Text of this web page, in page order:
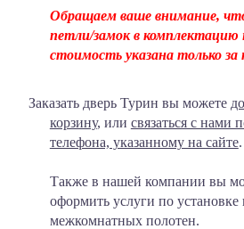
Обращаем ваше внимание,
петли/замок в комплектацию
стоимость указана только за
Заказать дверь Турин вы можете
корзину, или связаться с нами
телефона, указанному на сайте.
Также в нашей компании вы
оформить услуги по
межкомнатных полотен.